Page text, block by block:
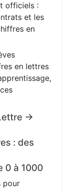
officiels :
et les
en
en lettres
→
: des
0 à 1000
pour